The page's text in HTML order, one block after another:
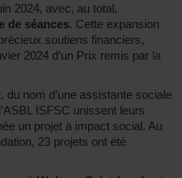
2024, avec, au total,
de séances. Cette expansion
soutiens financiers,
2024 d’un Prix remis par la
du nom d’une assistante sociale
ISFSC unissent leurs
un projet à impact social. Au
23 projets ont été